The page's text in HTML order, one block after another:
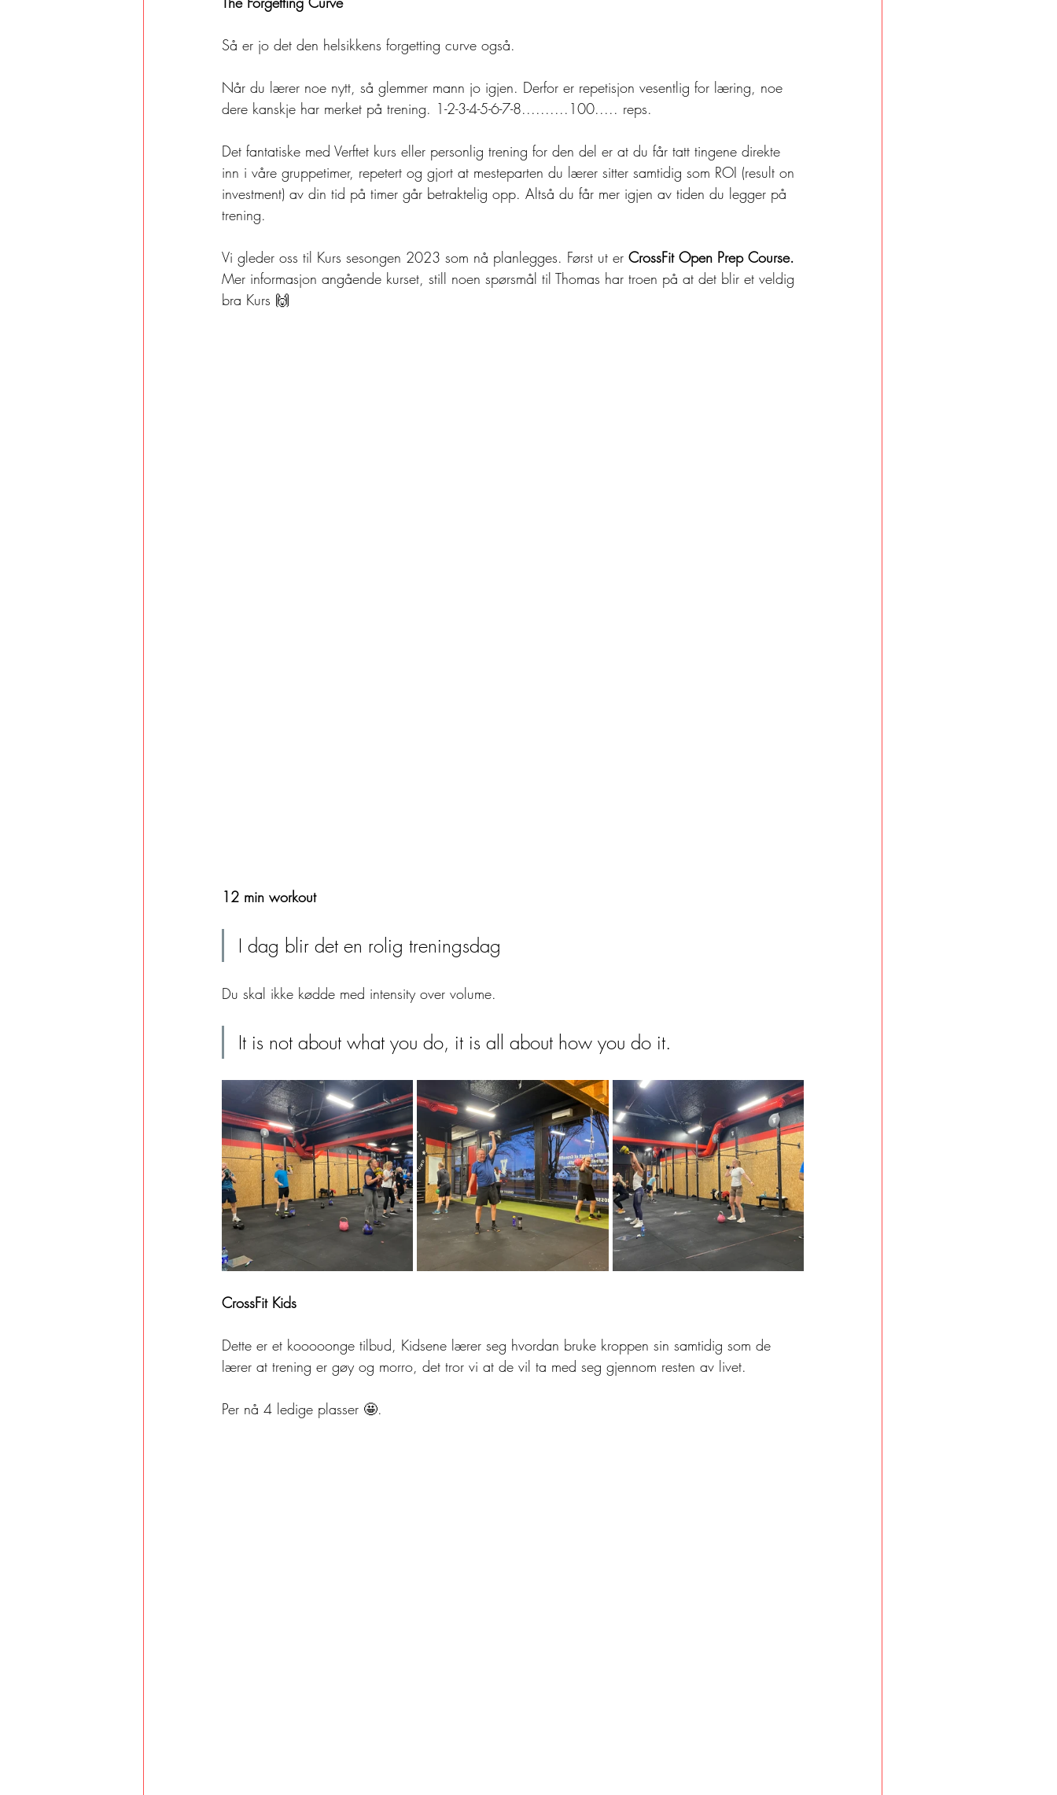
Så er jo det den helsikkens forgetting curve også.
Når du lærer noe nytt, så glemmer mann jo igjen. Derfor er repetisjon vesentlig for læring, noe
dere kanskje har merket på trening. 1-2-3-4-5-6-7-8..........100..... reps.
Det fantatiske med Verftet kurs eller personlig trening for den del er at du får tatt tingene direkte
inn i våre gruppetimer, repetert og gjort at mesteparten du lærer sitter samtidig som ROI (result on
investment) av din tid på timer går betraktelig opp. Altså du får mer igjen av tiden du legger på
trening.
Vi gleder oss til Kurs sesongen 2023 som nå planlegges. Først ut er CrossFit Open Prep Course.
Mer informasjon angående kurset, still noen spørsmål til Thomas har troen på at det blir et veldig
bra Kurs 🙌
12 min workout
I dag blir det en rolig treningsdag
Du skal ikke kødde med intensity over volume.
It is not about what you do, it is all about how you do it.
CrossFit Kids
Dette er et kooooonge tilbud, Kidsene lærer seg hvordan bruke kroppen sin samtidig som de
lærer at trening er gøy og morro, det tror vi at de vil ta med seg gjennom resten av livet.
Per nå 4 ledige plasser 🤩.